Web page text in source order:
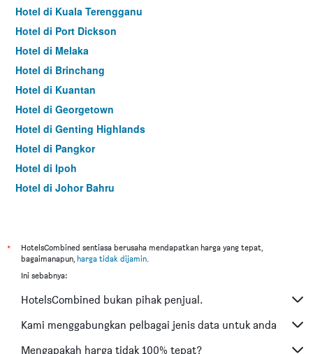
Hotel di Kuala Terengganu
Hotel di Port Dickson
Hotel di Melaka
Hotel di Brinchang
Hotel di Kuantan
Hotel di Georgetown
Hotel di Genting Highlands
Hotel di Pangkor
Hotel di Ipoh
Hotel di Johor Bahru
Hotel di Kuching
Hotel di Tokyo
Hotel di Bangkok
Hotel di Putrajaya
Hotel di Shah Alam
*
HotelsCombined sentiasa berusaha mendapatkan harga yang tepat,
bagaimanapun, harga tidak dijamin.
Ini sebabnya:
HotelsCombined bukan pihak penjual.
Kami menggabungkan pelbagai jenis data untuk anda
Mengapakah harga tidak 100% tepat?